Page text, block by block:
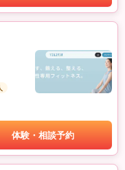
体験・相談予約